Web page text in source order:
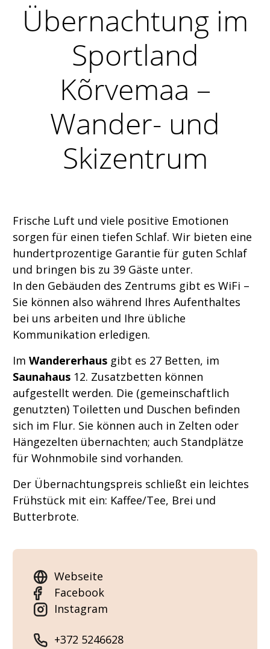
Übernachtung im
Sportland
Kõrvemaa –
Wander- und
Skizentrum
Frische Luft und viele positive Emotionen
sorgen für einen tiefen Schlaf. Wir bieten eine
hundertprozentige Garantie für guten Schlaf
und bringen bis zu 39 Gäste unter.
In den Gebäuden des Zentrums gibt es WiFi –
Sie können also während Ihres Aufenthaltes
bei uns arbeiten und Ihre übliche
Kommunikation erledigen.
Im Wandererhaus gibt es 27 Betten, im
Saunahaus 12. Zusatzbetten können
aufgestellt werden. Die (gemeinschaftlich
genutzten) Toiletten und Duschen befinden
sich im Flur. Sie können auch in Zelten oder
Hängezelten übernachten; auch Standplätze
für Wohnmobile sind vorhanden.
Der Übernachtungspreis schließt ein leichtes
Frühstück mit ein: Kaffee/Tee, Brei und
Butterbrote.
Webseite
Facebook
Instagram
+372 5246628